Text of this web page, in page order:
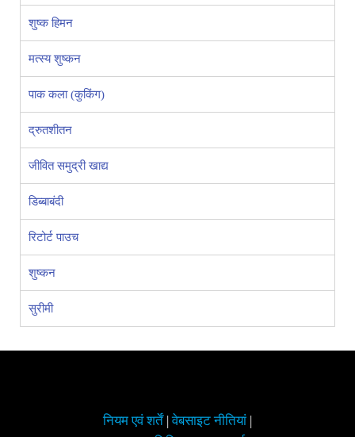
शुष्क हिमन
मत्स्य शुष्कन
पाक कला (कुकिंग)
द्रुतशीतन
जीवित समुद्री खाद्य
डिब्बाबंदी
रिटोर्ट पाउच
शुष्कन
सुरीमी
नियम एवं शर्तें|वेबसाइट नीतियां